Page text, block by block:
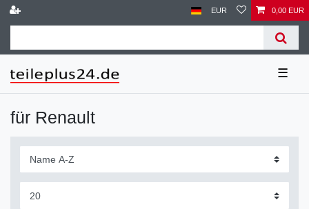
EUR 0,00 EUR
☰
für Renault